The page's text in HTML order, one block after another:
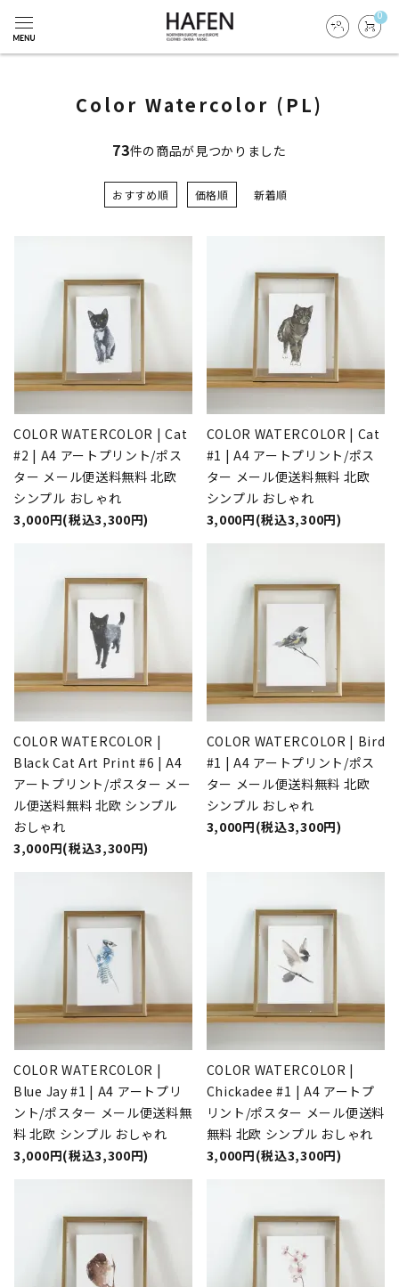
0
Color Watercolor (PL)
73件の商品が見つかりました
おすすめ順 価格順 新着順
COLOR WATERCOLOR | Cat
#2 | A4 アートプリント/ポス
ター メール便送料無料 北欧
シンプル おしゃれ
3,000円(税込3,300円)
COLOR WATERCOLOR | Cat
#1 | A4 アートプリント/ポス
ター メール便送料無料 北欧
シンプル おしゃれ
3,000円(税込3,300円)
COLOR WATERCOLOR |
Black Cat Art Print #6 | A4
アートプリント/ポスター メー
ル便送料無料 北欧 シンプル
おしゃれ
3,000円(税込3,300円)
COLOR WATERCOLOR | Bird
#1 | A4 アートプリント/ポス
ター メール便送料無料 北欧
シンプル おしゃれ
3,000円(税込3,300円)
COLOR WATERCOLOR |
Blue Jay #1 | A4 アートプリ
ント/ポスター メール便送料無
料 北欧 シンプル おしゃれ
3,000円(税込3,300円)
COLOR WATERCOLOR |
Chickadee #1 | A4 アートプ
リント/ポスター メール便送料
無料 北欧 シンプル おしゃれ
3,000円(税込3,300円)